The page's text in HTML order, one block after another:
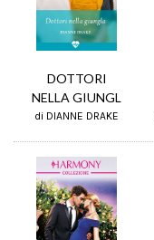
DOTTORI
NELLA GIUNGL
di DIANNE DRAKE